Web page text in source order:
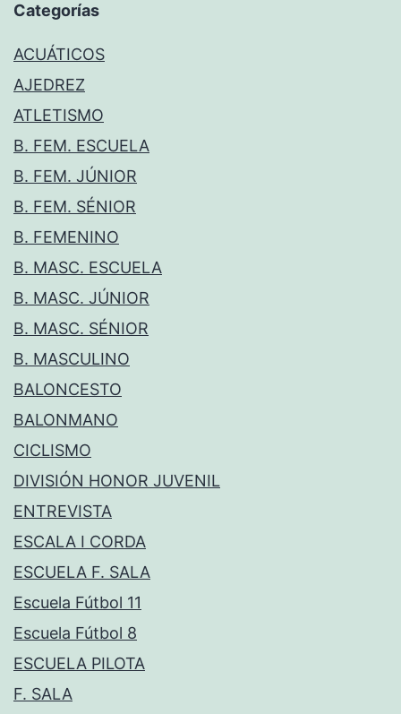
Categorías
ACUÁTICOS
AJEDREZ
ATLETISMO
B. FEM. ESCUELA
B. FEM. JÚNIOR
B. FEM. SÉNIOR
B. FEMENINO
B. MASC. ESCUELA
B. MASC. JÚNIOR
B. MASC. SÉNIOR
B. MASCULINO
BALONCESTO
BALONMANO
CICLISMO
DIVISIÓN HONOR JUVENIL
ENTREVISTA
ESCALA I CORDA
ESCUELA F. SALA
Escuela Fútbol 11
Escuela Fútbol 8
ESCUELA PILOTA
F. SALA